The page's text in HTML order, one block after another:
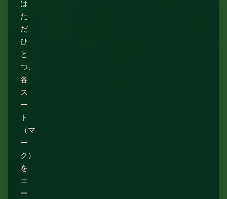
は
た
だ
ひ
と
つ、
各
ス
ー
ト
（マ
ー
ク）
を
エ
ー